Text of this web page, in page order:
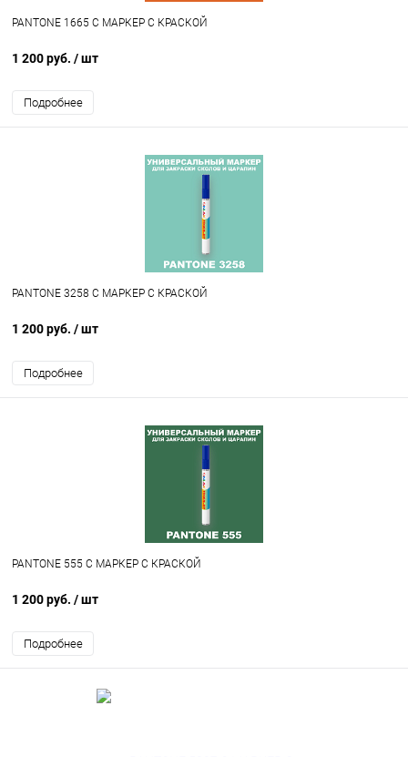
PANTONE 1665 C МАРКЕР С КРАСКОЙ
1 200 руб. / шт
Подробнее
PANTONE 3258 C МАРКЕР С КРАСКОЙ
1 200 руб. / шт
Подробнее
PANTONE 555 C МАРКЕР С КРАСКОЙ
1 200 руб. / шт
Подробнее